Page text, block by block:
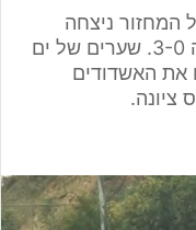
המחזור ניצחה
מכבי פ"ת את מ.ס אשדוד בתוצאה 3-0. שערים של ים
את האשדודים
ציונה.